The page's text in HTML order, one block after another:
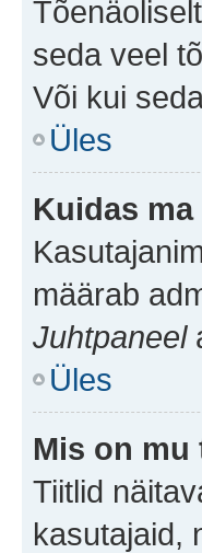
seda veel
Või kui
Üles
Kuidas
määrab
Juhtpaneel
Üles
Mis on mu
Tiitlid
kasutajaid,